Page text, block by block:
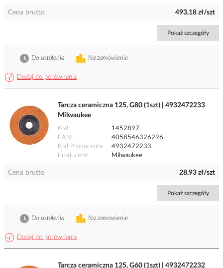
Cena brutto 493,18 zł/szt
Pokaż szczegóły
Dodaj do porównania
Na zamówienie
Do ustalenia
Tarcza ceramiczna 125, G80 (1szt) | 4932472233
Milwaukee
Kod
1452897
EAN
4058546326296
Kod Producenta
4932472233
Producent
Milwaukee
Cena brutto 28,93 zł/szt
Pokaż szczegóły
Dodaj do porównania
Na zamówienie
Do ustalenia
Tarcza ceramiczna 125, G60 (1szt) | 4932472232